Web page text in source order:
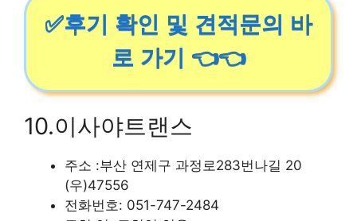
✅후기 확인 및 견적문의 바
로 가기 👈👈
10.이사야트랜스
주소 :부산 연제구 과정로283번나길 20
(우)47556
전화번호: 051-747-2484